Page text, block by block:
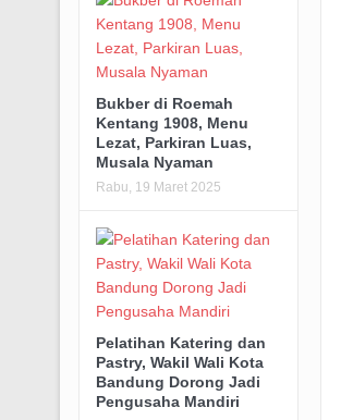
Bukber di Roemah
Kentang 1908, Menu
Lezat, Parkiran Luas,
Musala Nyaman
Rabu, 19 Maret 2025
Pelatihan Katering dan
Pastry, Wakil Wali Kota
Bandung Dorong Jadi
Pengusaha Mandiri